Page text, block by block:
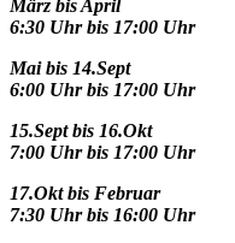
März bis April
6:30 Uhr bis 17:00 Uhr
Mai bis 14.Sept
6:00 Uhr bis 17:00 Uhr
15.Sept bis 16.Okt
7:00 Uhr bis 17:00 Uhr
17.Okt bis Februar
7:30 Uhr bis 16:00 Uhr